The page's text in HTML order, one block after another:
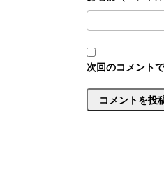
次回のコメント